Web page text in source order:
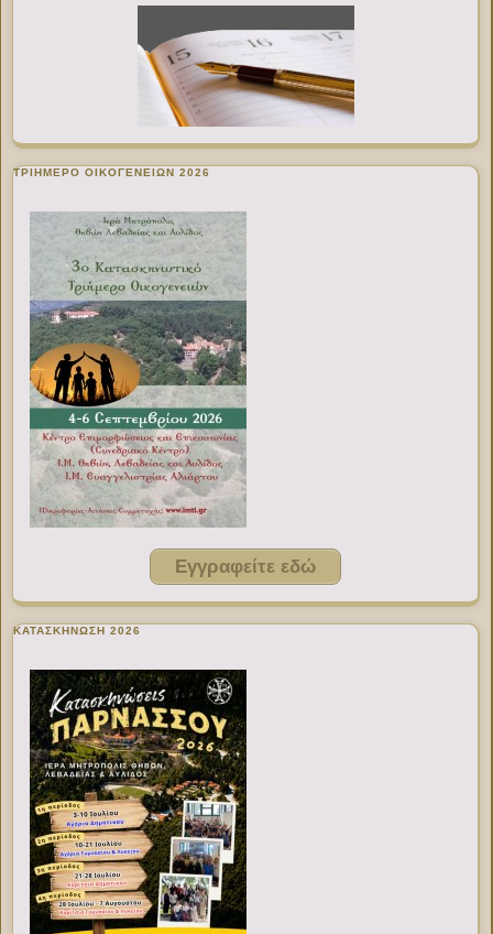
ΤΡΙΗΜΕΡΟ ΟΙΚΟΓΕΝΕΙΩΝ 2026
Εγγραφείτε εδώ
ΚΑΤΑΣΚΗΝΩΣΗ 2026